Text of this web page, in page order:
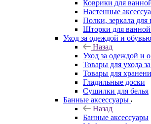
Коврики для
Настенные
Полки, зеркала для
Шторки для
Уход за одеждой и обувью
Назад
Уход за одеждой и
Товары для ухода
Товары для
Гладильные доски
Сушилки для белья
Банные аксессуары
Назад
Банные аксессуары